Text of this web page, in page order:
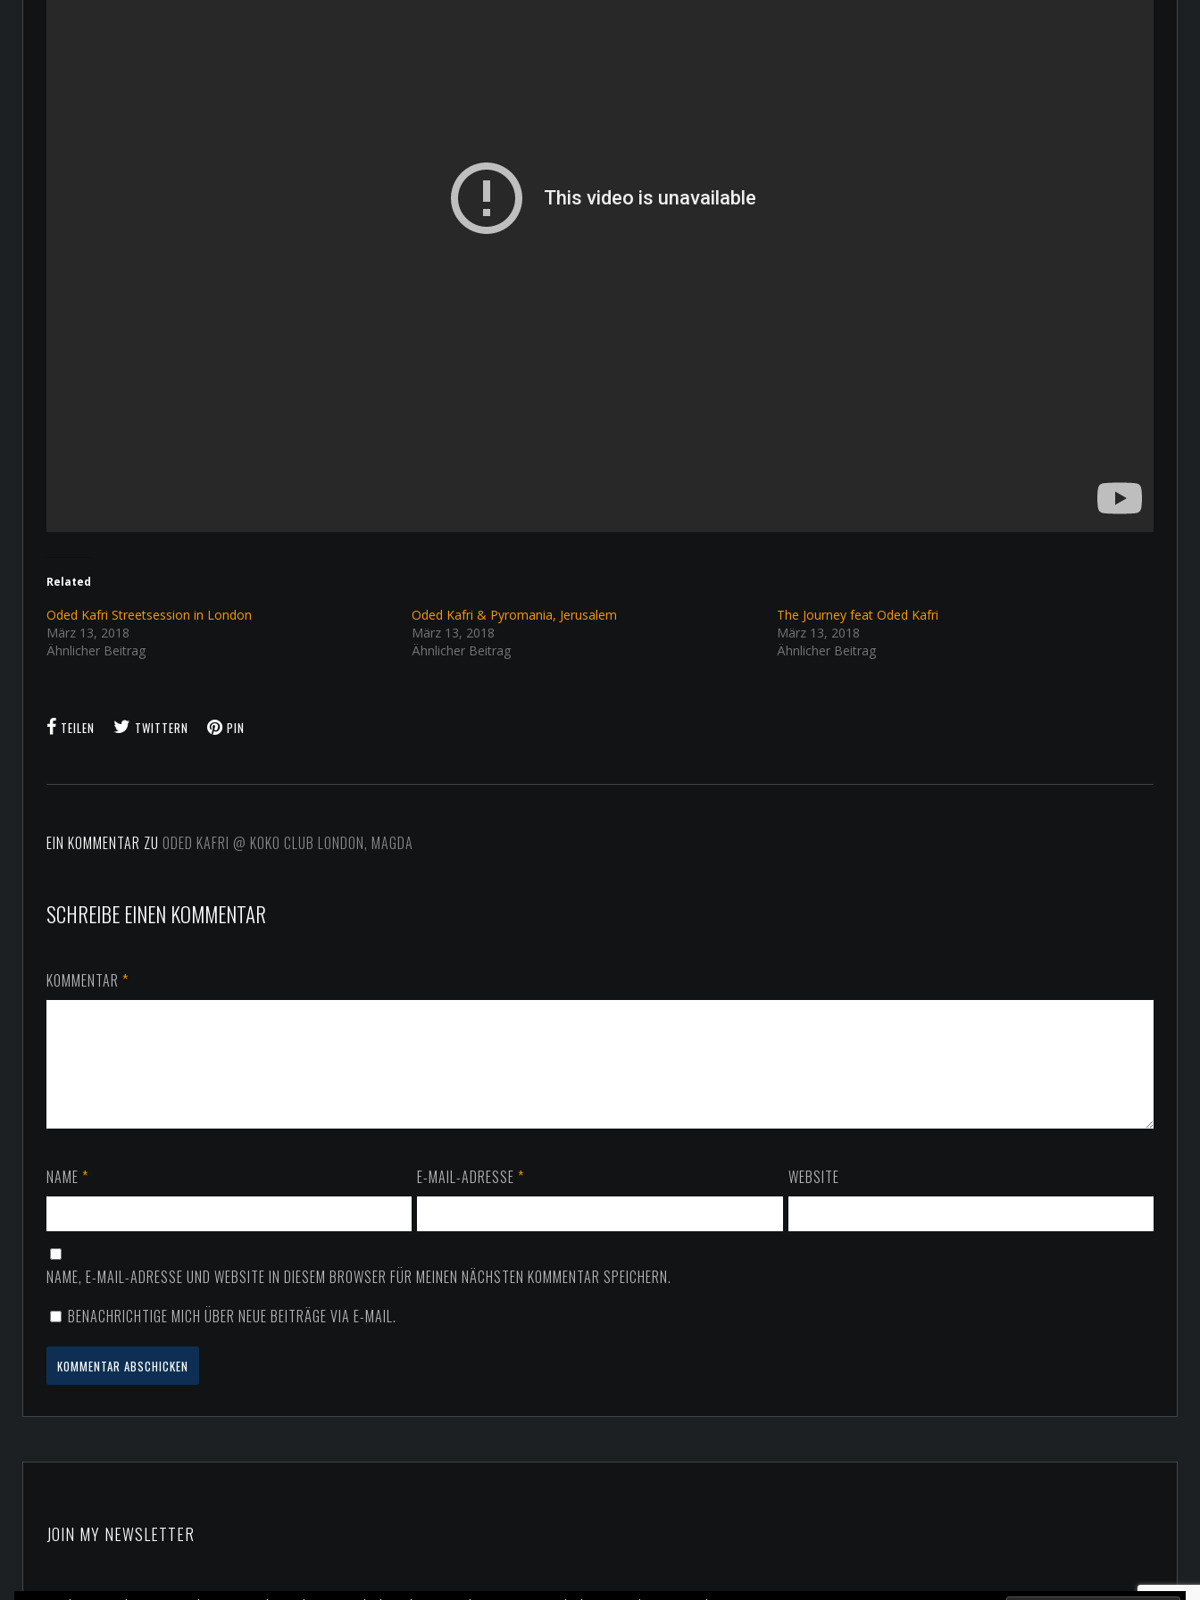
Related
Oded Kafri Streetsession in London
März 13, 2018
Ähnlicher Beitrag
Oded Kafri & Pyromania, Jerusalem
März 13, 2018
Ähnlicher Beitrag
The Journey feat Oded Kafri
März 13, 2018
Ähnlicher Beitrag
TEILEN TWITTERN PIN
EIN KOMMENTAR ZU ODED KAFRI @ KOKO CLUB LONDON, MAGDA
SCHREIBE EINEN KOMMENTAR
KOMMENTAR *
NAME * E-MAIL-ADRESSE * WEBSITE
NAME, E-MAIL-ADRESSE UND WEBSITE IN DIESEM BROWSER FÜR MEINEN NÄCHSTEN KOMMENTAR SPEICHERN.
BENACHRICHTIGE MICH ÜBER NEUE BEITRÄGE VIA E-MAIL.
JOIN MY NEWSLETTER